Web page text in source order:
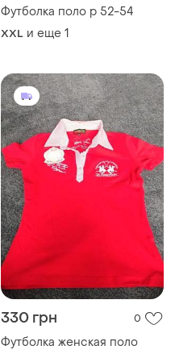
Футболка поло р 52-54
XXL и еще 1
330 грн 0
Футболка женская поло